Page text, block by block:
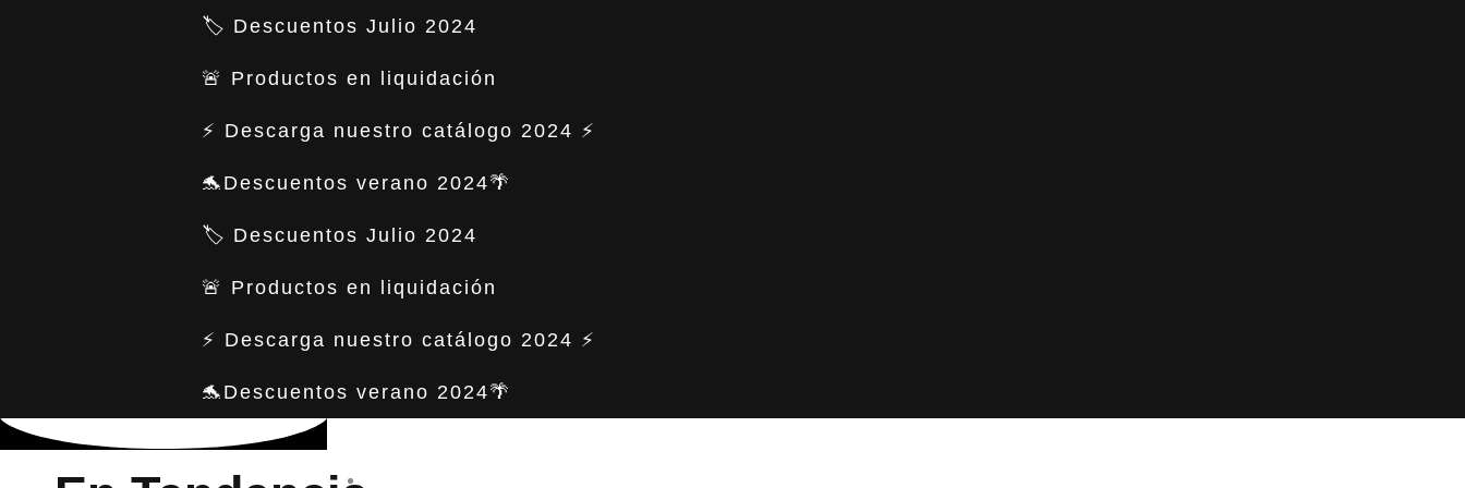
https://ansuzfurniture.com.mx🏷️ Descuentos Julio 2024
🚨 Productos en liquidación
⚡ Descarga nuestro catálogo 2024 ⚡
🐬Descuentos verano 2024🌴
🏷️ Descuentos Julio 2024
🚨 Productos en liquidación
⚡ Descarga nuestro catálogo 2024 ⚡
🐬Descuentos verano 2024🌴
En Tendencia